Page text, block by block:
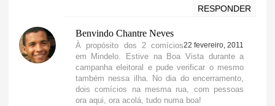
RESPONDER
Benvindo Chantre Neves
22 fevereiro, 2011
À propósito dos 2 comícios
em Mindelo. Estive na Boa Vista durante a
campanha eleitoral e pude verificar o mesmo
também nessa ilha. No dia do encerramento,
dois comícios na mesma rua, com pessoas
ora aqui, ora acolá, tudo numa boa!